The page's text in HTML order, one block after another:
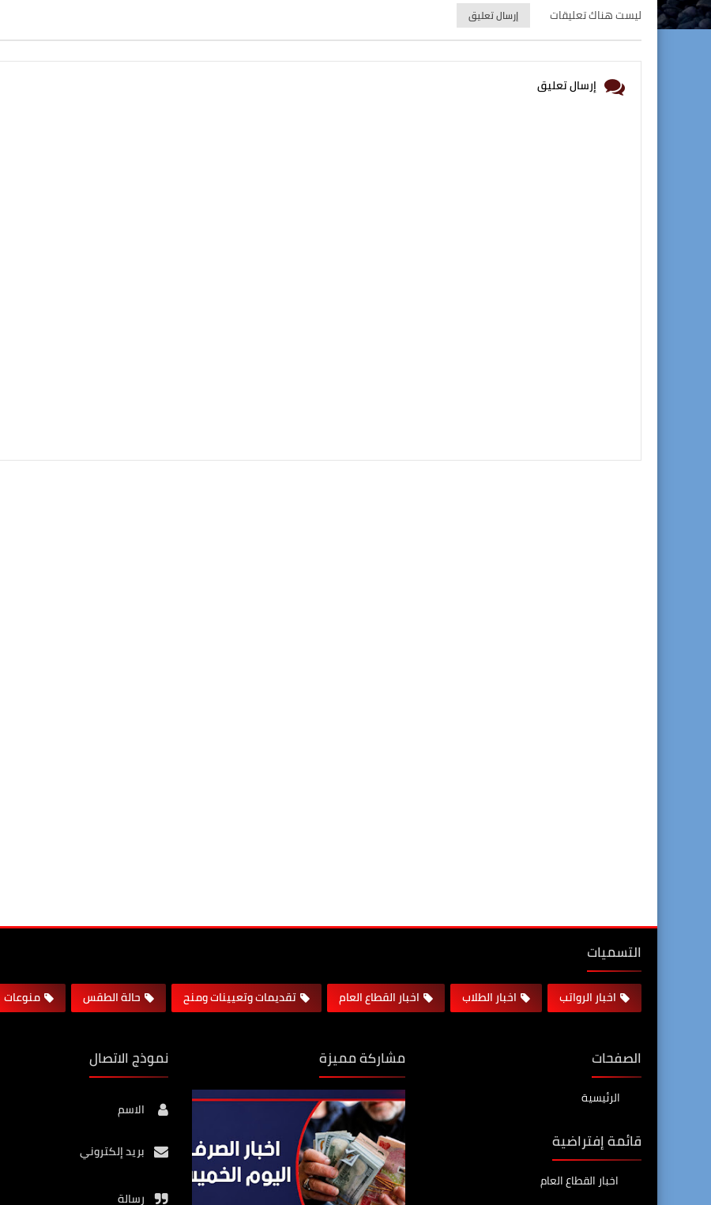
ليست هناك تعليقات إرسال تعليق
إرسال تعليق
التسميات
اخبار الرواتب اخبار الطلاب اخبار القطاع العام تقديمات وتعيينات ومنح حالة الطقس منوعات
الصفحات
الرئيسية
قائمة إفتراضية
اخبار القطاع العام
مشاركة مميزة نموذج الاتصال
الاسم
بريد إلكتروني
رسالة